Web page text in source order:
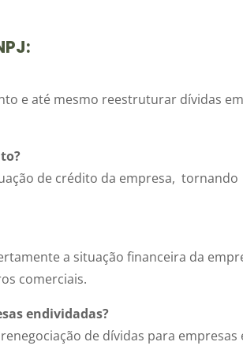
e até mesmo reestruturar dívidas em
de crédito da empresa, tornando
a situação financeira da
comerciais.
endividadas?
de dívidas para empresas